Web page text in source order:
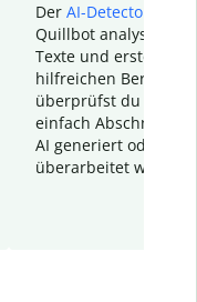
Der AI-Detector
Quillbot analysiert
Texte und erstellt
hilfreichen Bericht.
überprüfst du
einfach Abschnitte,
AI generiert oder
überarbeitet wurden.